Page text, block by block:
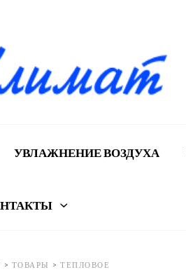
УВЛАЖНЕНИЕ ВОЗДУХА
> ТОВАРЫ >ТЕПЛОВОЕ